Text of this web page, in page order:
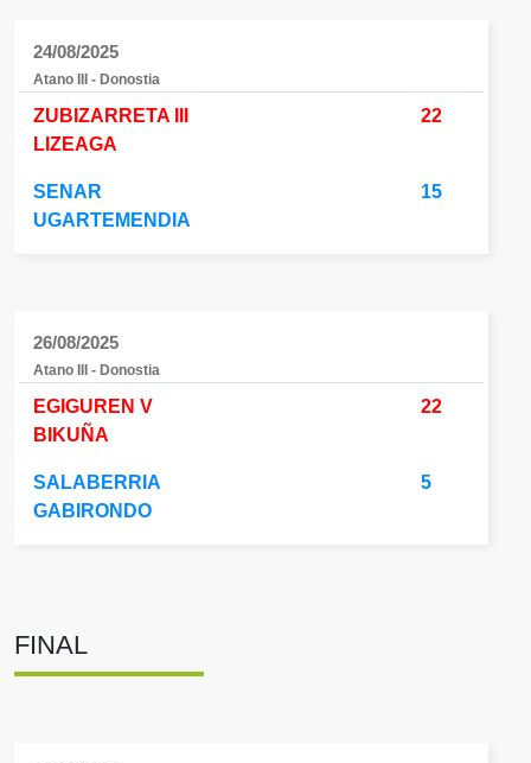
24/08/2025
Atano III - Donostia
ZUBIZARRETA III
LIZEAGA
22
SENAR
UGARTEMENDIA
15
26/08/2025
Atano III - Donostia
EGIGUREN V
BIKUÑA
22
SALABERRIA
GABIRONDO
5
FINAL